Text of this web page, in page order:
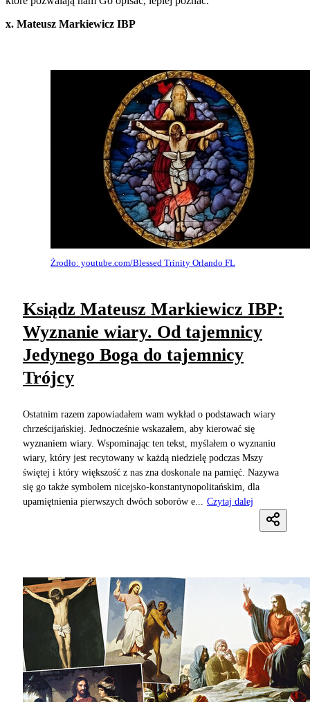
x. Mateusz Markiewicz IBP
Żrodło: youtube.com/Blessed Trinity Orlando FL
Ksiądz Mateusz Markiewicz IBP:
Wyznanie wiary. Od tajemnicy
Jedynego Boga do tajemnicy
Trójcy
Ostatnim razem zapowiadałem wam wykład o podstawach wiary
chrześcijańskiej. Jednocześnie wskazałem, aby kierować się
wyznaniem wiary. Wspominając ten tekst, myślałem o wyznaniu
wiary, który jest recytowany w każdą niedzielę podczas Mszy
świętej i który większość z nas zna doskonale na pamięć. Nazywa
się go także symbolem nicejsko-konstantynopolitańskim, dla
upamiętnienia pierwszych dwóch soborów e...
Czytaj dalej